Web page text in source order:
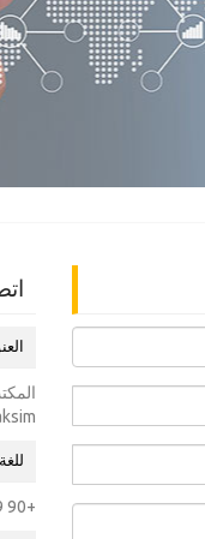
+90 539 574 13 45